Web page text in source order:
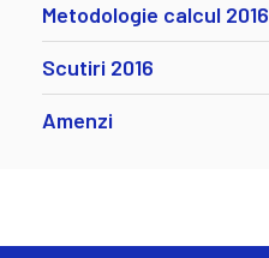
Metodologie calcul 2016
Scutiri 2016
Amenzi